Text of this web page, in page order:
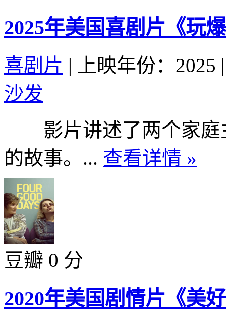
2025年美国喜剧片《玩
喜剧片 | 上映年份：2025 |
沙发
影片讲述了两个家庭
的故事。... 查看详情 »
豆瓣 0 分
2020年美国剧情片《美